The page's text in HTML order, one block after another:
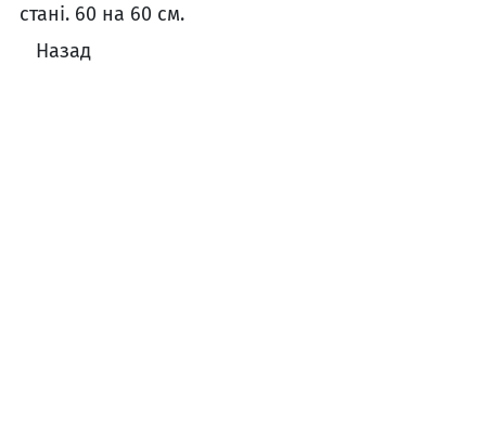
стані. 60 на 60 см.
Назад